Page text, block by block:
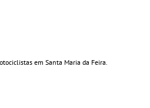
em Santa Maria da Feira.